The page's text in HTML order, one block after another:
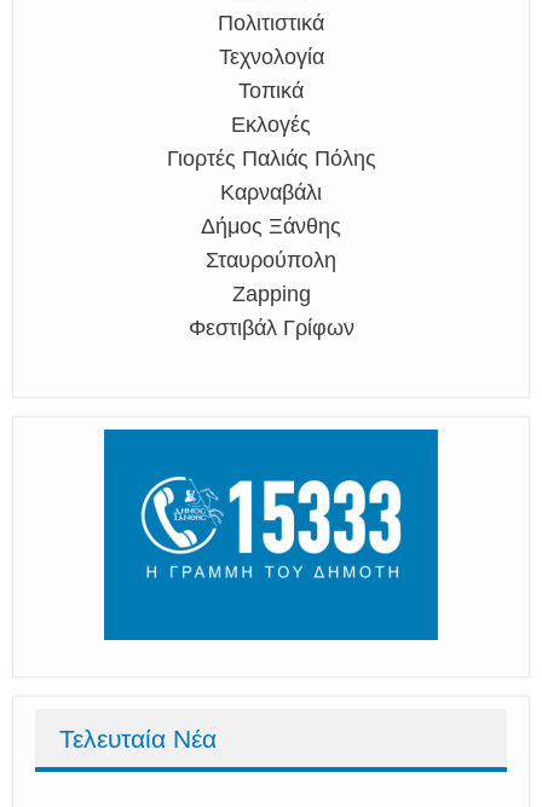
Πολιτιστικά
Τεχνολογία
Τοπικά
Εκλογές
Γιορτές Παλιάς Πόλης
Καρναβάλι
Δήμος Ξάνθης
Σταυρούπολη
Zapping
Φεστιβάλ Γρίφων
Τελευταία Νέα